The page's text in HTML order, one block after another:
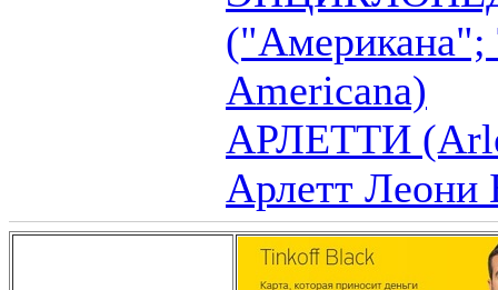
("Американа";
Americana)
АРЛЕТТИ
Арлетт Леони